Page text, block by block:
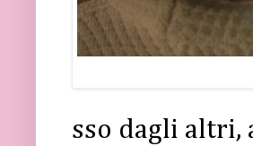
sso dagli altri,